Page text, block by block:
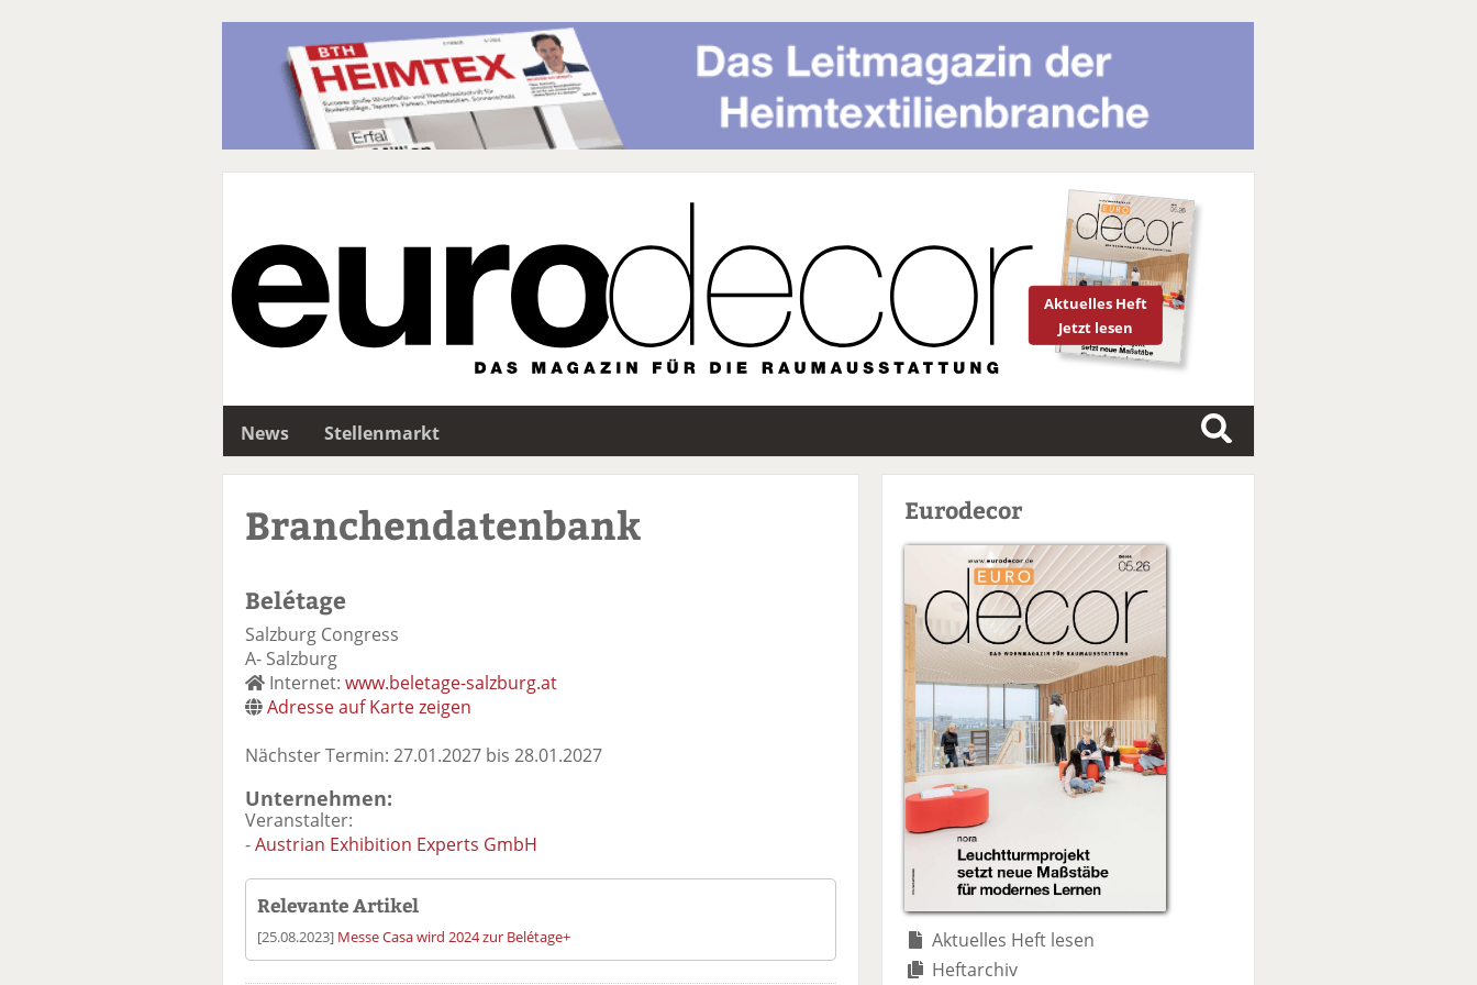
Aktuelles Heft
Jetzt lesen
News
Stellenmarkt
S
u
Branchendatenbank
Belétage
Salzburg Congress
A- Salzburg
Internet: www.beletage-salzburg.at
Adresse auf Karte zeigen
Nächster Termin: 27.01.2027 bis 28.01.2027
Unternehmen:
Veranstalter:
-Austrian Exhibition Experts GmbH
Relevante Artikel
[25.08.2023] Messe Casa wird 2024 zur Belétage+
Eurodecor
Aktuelles Heft lesen
Heftarchiv